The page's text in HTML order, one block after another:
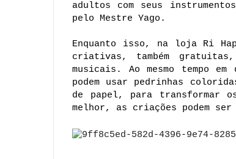
adultos com seus
pelo Mestre Yago.
Enquanto isso, na loja Ri
criativas, também
musicais. Ao mesmo tempo
podem usar pedrinhas
de papel, para transformar
melhor, as criações podem